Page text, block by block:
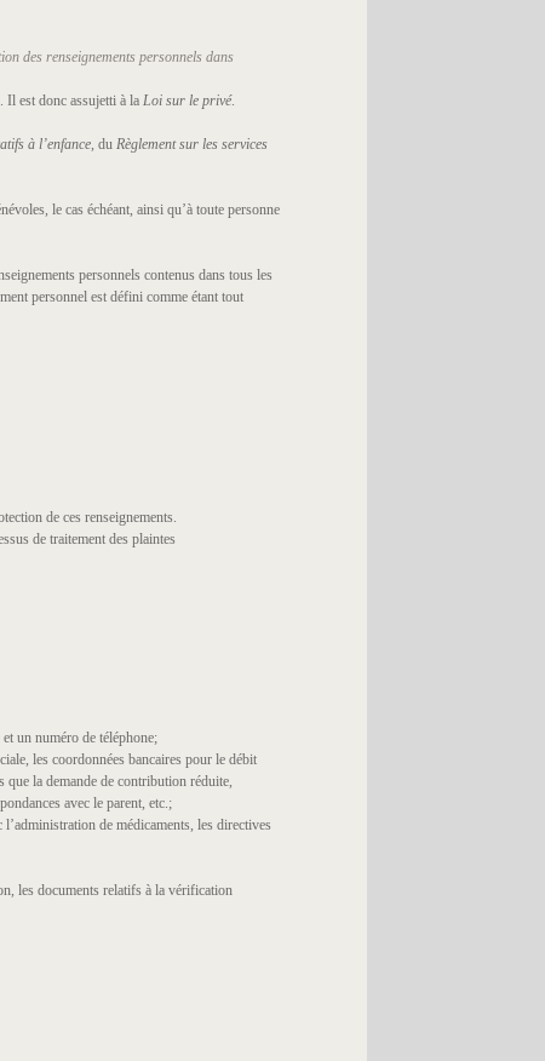
des renseignements personnels dans
Il est donc assujetti à la Loi sur le privé.
à l’enfance, du Règlement sur les services
le cas échéant, ainsi qu’à toute personne
personnels contenus dans tous les
personnel est défini comme étant tout
de ces renseignements.
de traitement des plaintes
un numéro de téléphone;
les coordonnées bancaires pour le débit
que la demande de contribution réduite,
avec le parent, etc.;
de médicaments, les directives
les documents relatifs à la vérification